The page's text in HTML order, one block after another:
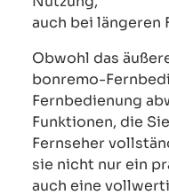
auch bei längeren
Obwohl das
bonremo-
Fernbedienung
Funktionen, die
Fernseher
sie nicht nur ein
auch eine